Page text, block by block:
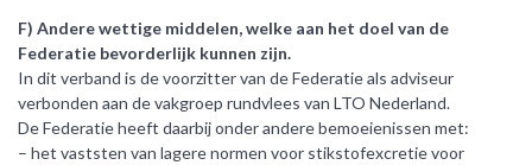
F) Andere wettige middelen, welke aan het doel van de
Federatie bevorderlijk kunnen zijn.
In dit verband is de voorzitter van de Federatie als adviseur
verbonden aan de vakgroep rundvlees van LTO Nederland.
De Federatie heeft daarbij onder andere bemoeienissen met:
– het vaststen van lagere normen voor stikstofexcretie voor